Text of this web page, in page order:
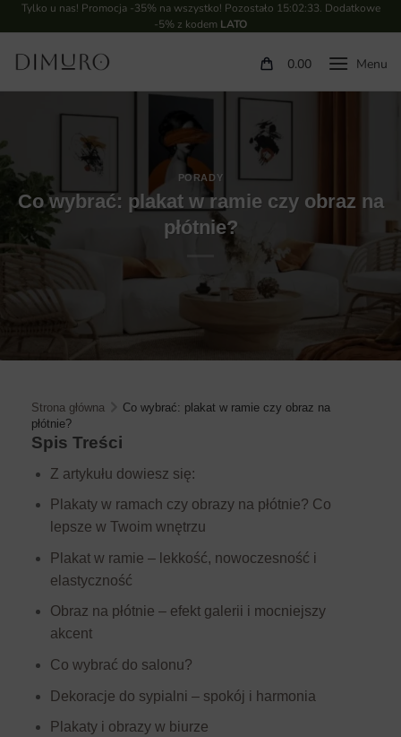
Tylko u nas! Promocja -35% na wszystko! Pozostało 15:02:32. Dodatkowe
-5% z kodem LATO
0.00
PORADY
Co wybrać: plakat w ramie czy obraz na
płótnie?
Strona główna
Co wybrać: plakat w ramie czy obraz na
płótnie?
Spis Treści
Z artykułu dowiesz się:
Plakaty w ramach czy obrazy na płótnie? Co
lepsze w Twoim wnętrzu
Plakat w ramie – lekkość, nowoczesność i
elastyczność
Obraz na płótnie – efekt galerii i mocniejszy
akcent
Co wybrać do salonu?
Dekoracje do sypialni – spokój i harmonia
Plakaty i obrazy w biurze